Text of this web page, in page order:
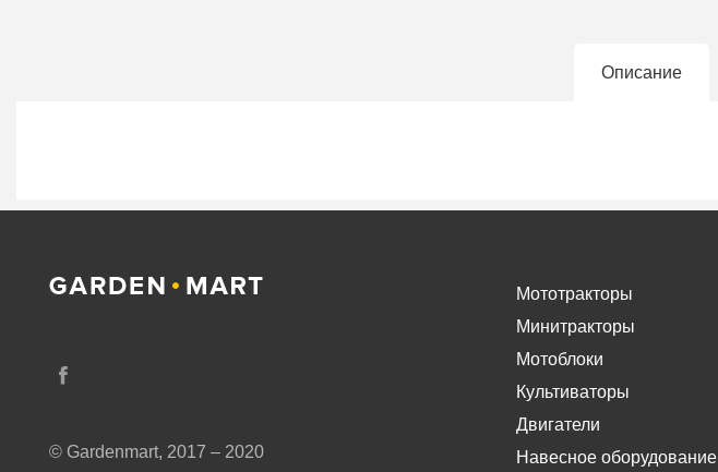
Описание
© Gardenmart, 2017 – 2020
Мототракторы
Минитракторы
Мотоблоки
Культиваторы
Двигатели
Навесное оборудование